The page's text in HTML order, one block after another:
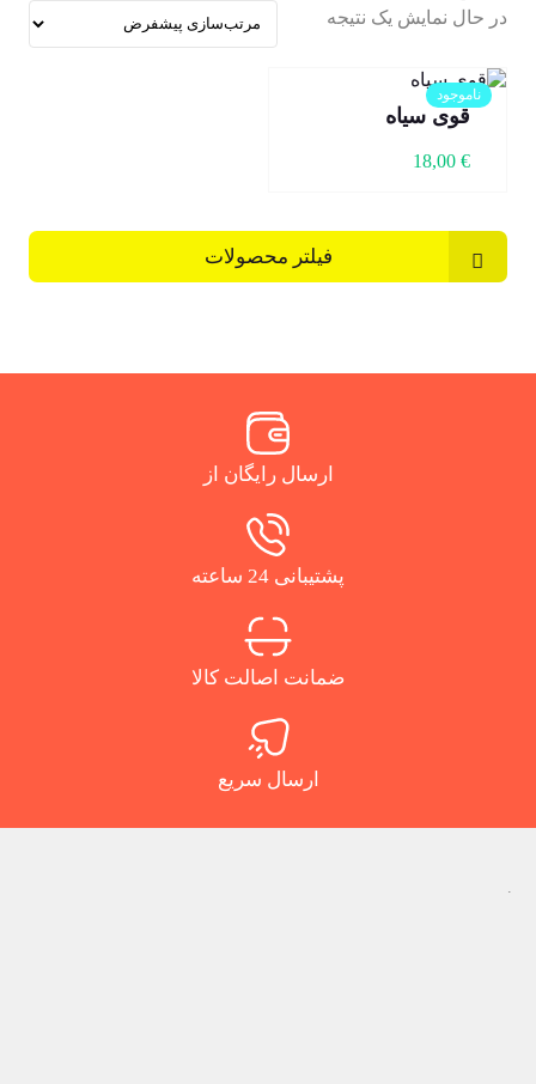
در حال نمایش یک نتیجه
ناموجود
قوی سیاه
18,00 €
فیلتر محصولات
ارسال رایگان از
پشتیبانی 24 ساعته
ضمانت اصالت کالا
ارسال سریع
.